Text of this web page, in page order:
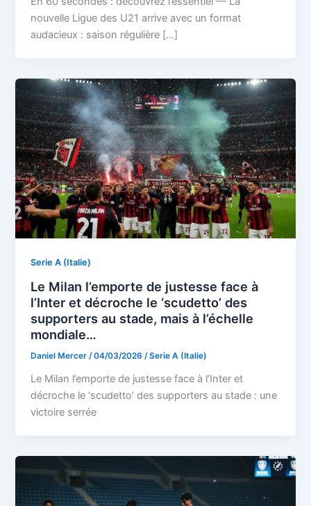
nouvelle Ligue des U21 arrive avec un format
audacieux : saison régulière […]
Serie A (Italie)
Le Milan l’emporte de justesse face à
l’Inter et décroche le ‘scudetto’ des
supporters au stade, mais à l’échelle
mondiale…
Daniel Mercer/04/03/2026/Serie A (Italie)
Le Milan l’emporte de justesse face à l’Inter et
décroche le ‘scudetto’ des supporters au stade : une
victoire serrée